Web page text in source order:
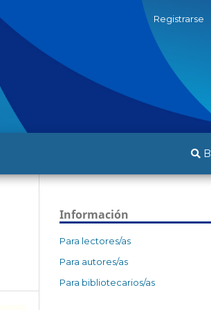
Registrarse
Información
Para lectores/as
Para autores/as
Para bibliotecarios/as